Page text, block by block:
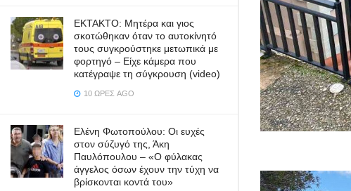
ΕΚΤΑΚΤΟ: Μητέρα και γιος
σκοτώθηκαν όταν το αυτοκίνητό
τους συγκρούστηκε μετωπικά με
φορτηγό – Είχε κάμερα που
κατέγραψε τη σύγκρουση (video)
10 ΏΡΕΣ AGO
Ελένη Φωτοπούλου: Οι ευχές
στον σύζυγό της, Άκη
Παυλόπουλου – «Ο φύλακας
άγγελος όσων έχουν την τύχη να
βρίσκονται κοντά του»